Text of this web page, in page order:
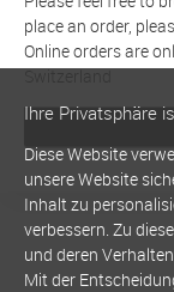
place an order,
Online orders are
Switzerland
Ihre Privatsphäre
Diese Website
unsere Website
Inhalt zu
verbessern. Zu
und deren
Mit der